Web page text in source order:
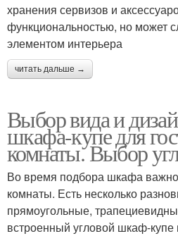
хранения сервизов и
функциональностью, но может
элементом интерьера
читать дальше →
Выбор вида и
шкафа-купе для
комнаты. Выбор
Во время подбора шкафа важно
комнаты. Есть несколько
прямоугольные,
встроенный угловой шкаф-купе